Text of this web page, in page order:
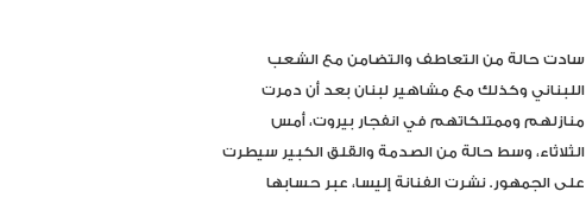
سادت حالة من التعاطف والتضامن مع الشعب
اللبناني وكذلك مع مشاهير لبنان بعد أن دمرت
منازلهم وممتلكاتهم في انفجار بيروت، أمس
الثلاثاء، وسط حالة من الصدمة والقلق الكبير سيطرت
على الجمهور. نشرت الفنانة إليسا، عبر حسابها